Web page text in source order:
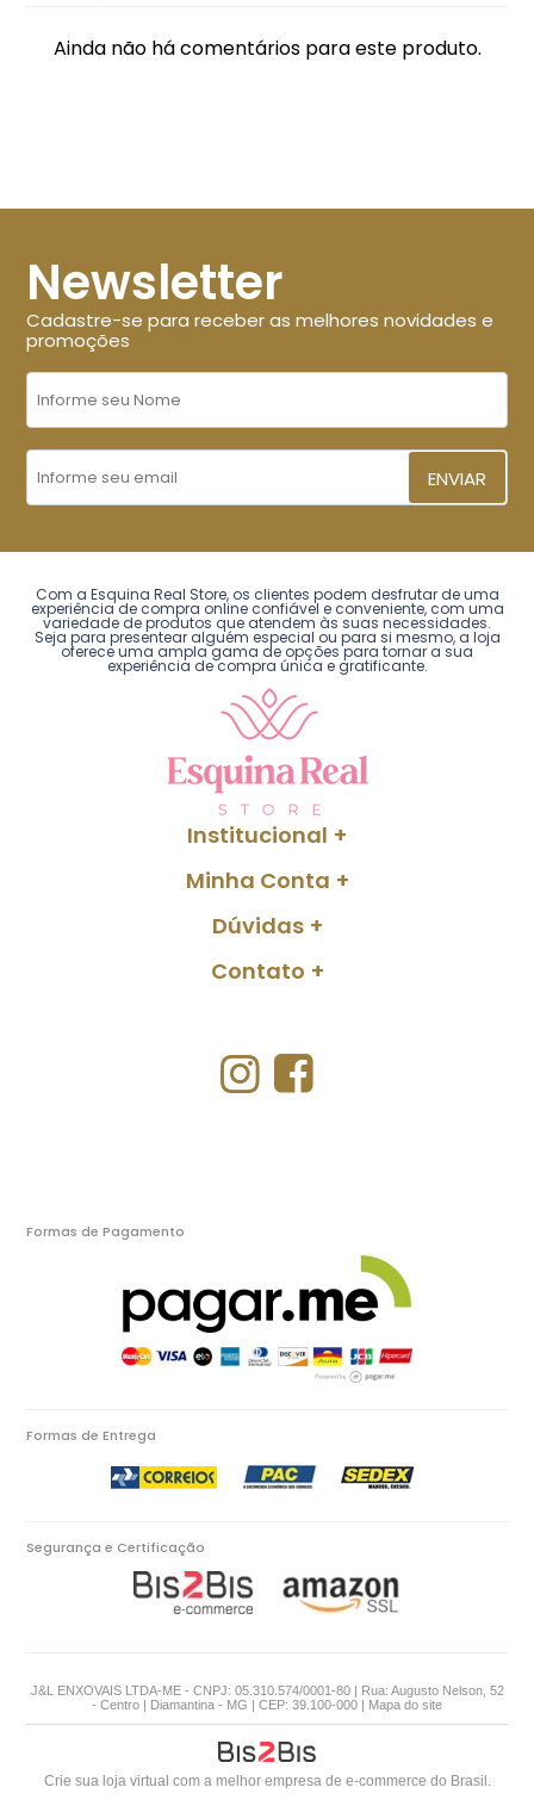
Ainda não há comentários para este produto.
Newsletter
Cadastre-se para receber as melhores novidades e
promoções
ENVIAR
Com a Esquina Real Store, os clientes podem desfrutar de uma
experiência de compra online confiável e conveniente, com uma
variedade de produtos que atendem às suas necessidades.
Seja para presentear alguém especial ou para si mesmo, a loja
oferece uma ampla gama de opções para tornar a sua
experiência de compra única e gratificante.
Institucional
Minha Conta
Dúvidas
Contato
Formas de Pagamento
Formas de Entrega
Segurança e Certificação
J&L ENXOVAIS LTDA-ME - CNPJ: 05.310.574/0001-80 | Rua: Augusto Nelson, 52
- Centro | Diamantina - MG | CEP: 39.100-000 | Mapa do site
Crie sua loja virtual com a melhor empresa de e-commerce do Brasil.